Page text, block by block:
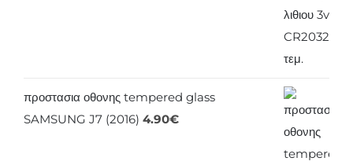
προστασια οθονης tempered glass
SAMSUNG J7 (2016) 4.90€